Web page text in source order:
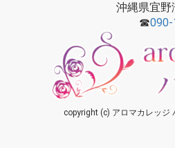
沖縄県宜
☎
copyright (c) アロマカレッジ